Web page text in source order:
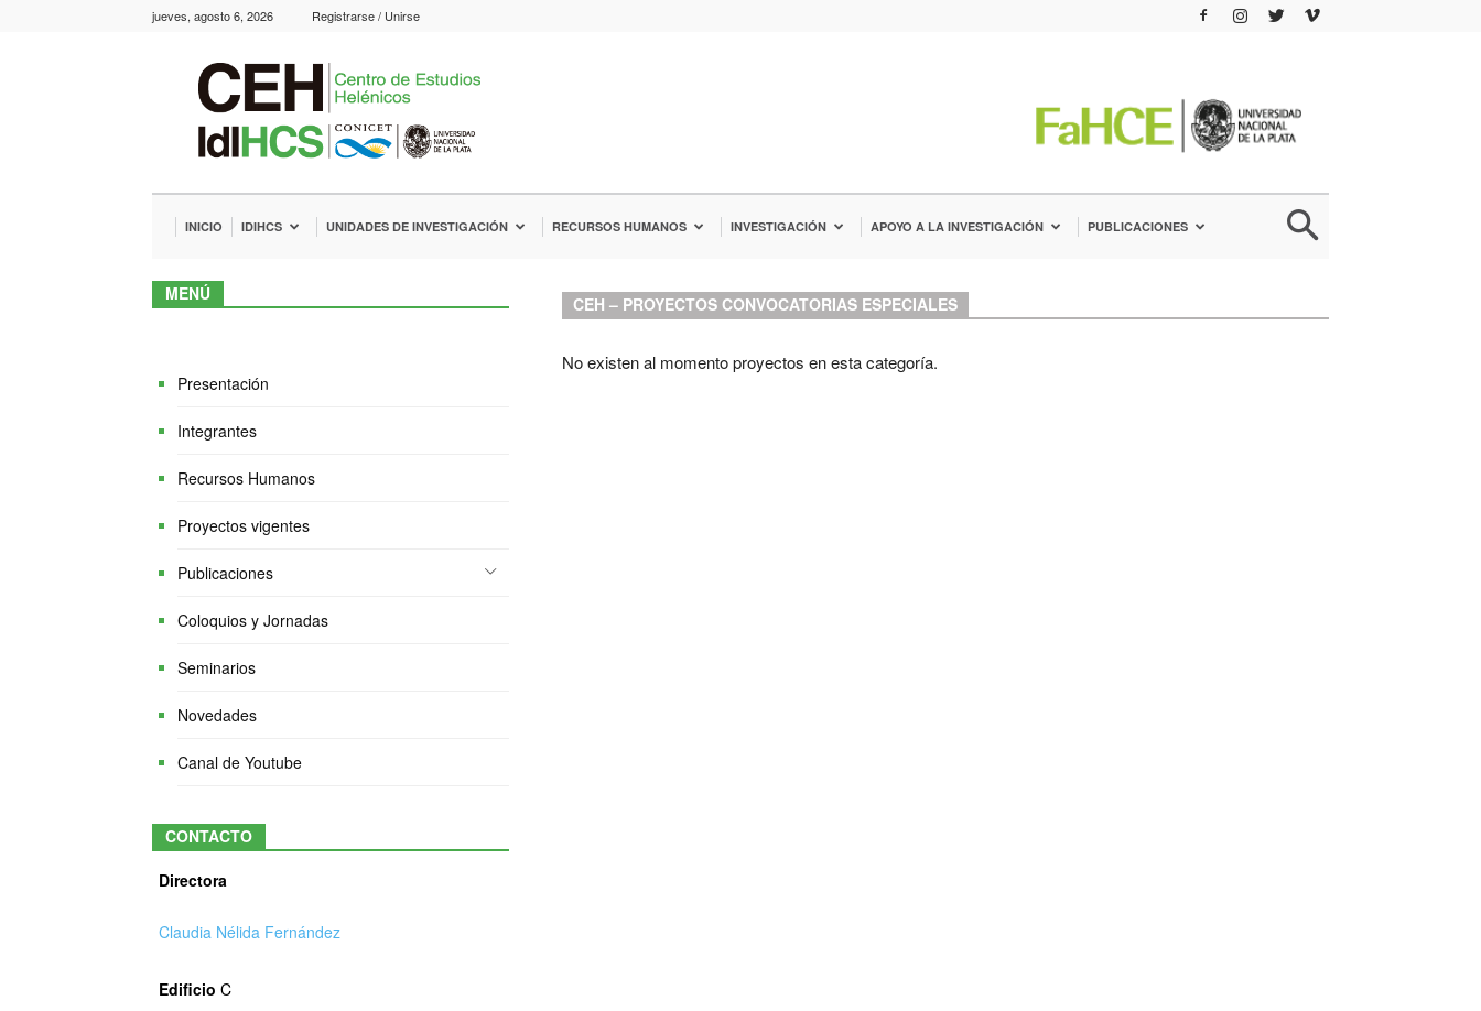
jueves, agosto 6, 2026 Registrarse / Unirse
IdIHCS
–
CEH
INICIO IDIHCS UNIDADES DE INVESTIGACIÓN RECURSOS HUMANOS INVESTIGACIÓN APOYO A LA INVESTIGACIÓN PUBLICACIONES
CEH – PROYECTOS CONVOCATORIAS ESPECIALES
No existen al momento proyectos en esta categoría.
MENÚ
Presentación
Integrantes
Recursos Humanos
Proyectos vigentes
Publicaciones
Coloquios y Jornadas
Seminarios
Novedades
Canal de Youtube
CONTACTO
Directora
Claudia Nélida Fernández
Edificio C